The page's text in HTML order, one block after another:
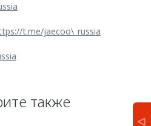
t.me/jaecoo\_russia
также